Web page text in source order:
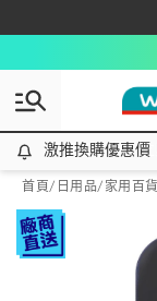
激推換購優惠價！
激推換購優惠價
首頁/ 日用品/ 家用百貨